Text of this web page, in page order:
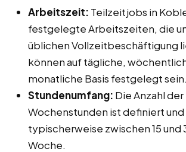
Arbeitszeit: Teilzeitjobs in
festgelegte Arbeitszeiten, die
üblichen Vollzeitbeschäftigung
können auf tägliche,
monatliche Basis festgelegt sein.
Stundenumfang: Die Anzahl der
Wochenstunden ist definiert
typischerweise zwischen 15 und
Woche.